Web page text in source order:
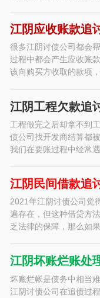
江阴应收账款追
很多江阴讨债公司都会
过程中都会产生应收账
该向购买方收取的款项
江阴工程欠款追
工程做完之后却拿不到
债公司找开发商结算都
我们在要账过程中经常
江阴民间借款追
2021年江阴讨债公司觉
遍存在，但这种借贷方
乏法律的保障，那么如
江阴坏账烂账处
坏账烂帐是债务中相当
江阴讨债公司在追债过